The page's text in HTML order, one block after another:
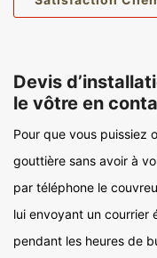
Devis
le vôtre en
Pour que vous puissiez
gouttière sans avoir à
par téléphone le
lui envoyant un courrier
pendant les heures de